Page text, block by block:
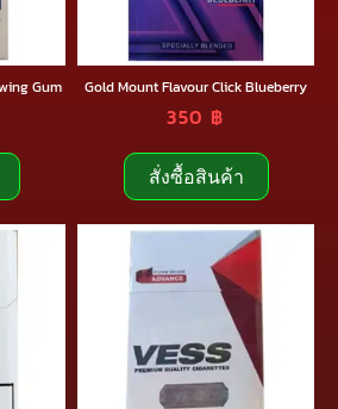
Gum Gold Mount Flavour Click Blueberry
350 ฿
สั่งซื้อสินค้า